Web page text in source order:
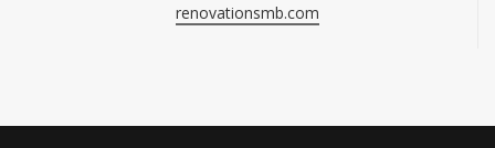
renovationsmb.com